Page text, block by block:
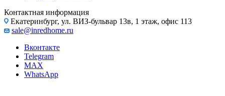
Контактная информация
Екатеринбург, ул. ВИЗ-бульвар 13в, 1 этаж, офис 113
sale@inredhome.ru
Вконтакте
Telegram
MAX
WhatsApp